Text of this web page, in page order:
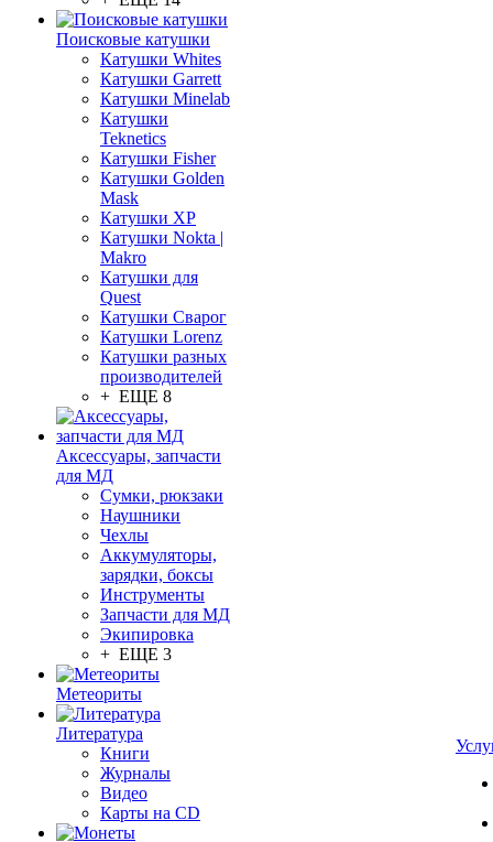
Поисковые катушки
Катушки Whites
Катушки Garrett
Катушки Minelab
Катушки
Teknetics
Катушки Fisher
Катушки Golden
Mask
Катушки XP
Катушки Nokta |
Makro
Катушки для
Quest
Катушки Сварог
Катушки Lorenz
Катушки разных
производителей
+ ЕЩЕ 8
Аксессуары, запчасти
для МД
Сумки, рюкзаки
Наушники
Чехлы
Аккумуляторы,
зарядки, боксы
Инструменты
Запчасти для МД
Экипировка
+ ЕЩЕ 3
Метеориты
Литература
Книги
Журналы
Видео
Карты на CD